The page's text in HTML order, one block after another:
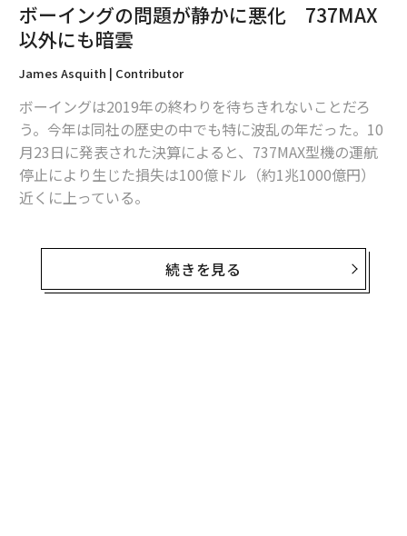
ボーイングの問題が静かに悪化 737MAX
以外にも暗雲
James Asquith | Contributor
ボーイングは2019年の終わりを待ちきれないことだろ
う。今年は同社の歴史の中でも特に波乱の年だった。10
月23日に発表された決算によると、737MAX型機の運航
停止により生じた損失は100億ドル（約1兆1000億円）
近くに上っている。
ボーイングは、同機の運航停止により影響を被った多く
の航空会社から圧力を受けており、追加で50億ドル（約
5400億円）の補償金を約束した。
続きを見る